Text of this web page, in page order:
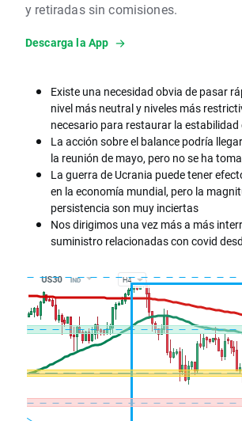
y retiradas sin comisiones.
Descarga la App
Existe una necesidad obvia de pasar
nivel más neutral y niveles más
necesario para restaurar la estabilidad
La acción sobre el balance podría
la reunión de mayo, pero no se ha
La guerra de Ucrania puede tener
en la economía mundial, pero la
persistencia son muy inciertas
Nos dirigimos una vez más a más
suministro relacionadas con covid